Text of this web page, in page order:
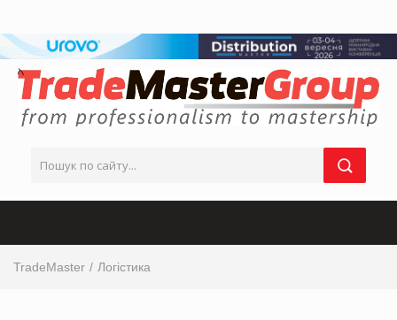
TradeMaster Логістика